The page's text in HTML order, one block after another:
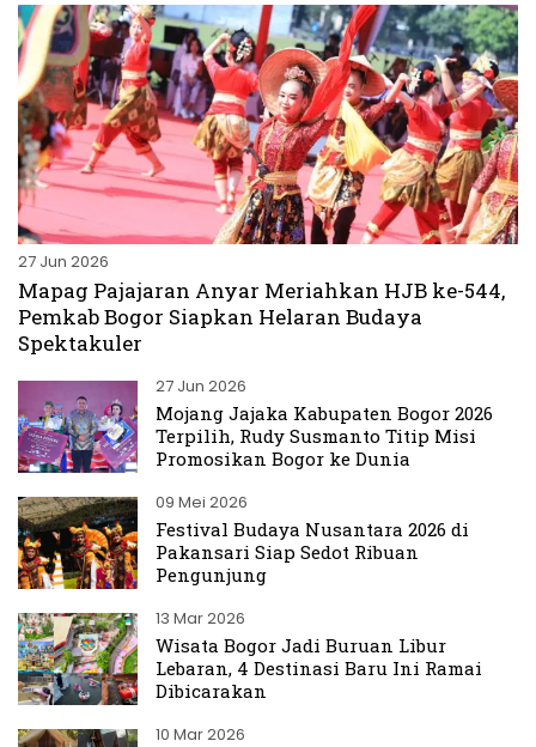
27 Jun 2026
Mapag Pajajaran Anyar Meriahkan HJB ke-544,
Pemkab Bogor Siapkan Helaran Budaya
Spektakuler
27 Jun 2026
Mojang Jajaka Kabupaten Bogor 2026
Terpilih, Rudy Susmanto Titip Misi
Promosikan Bogor ke Dunia
09 Mei 2026
Festival Budaya Nusantara 2026 di
Pakansari Siap Sedot Ribuan
Pengunjung
13 Mar 2026
Wisata Bogor Jadi Buruan Libur
Lebaran, 4 Destinasi Baru Ini Ramai
Dibicarakan
10 Mar 2026